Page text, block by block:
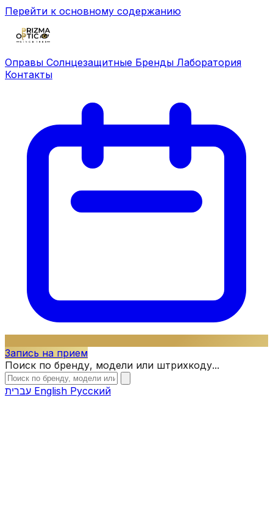
Перейти к основному содержанию
Оправы Солнцезащитные Бренды Лаборатория
Контакты
Запись на прием
Поиск по бренду, модели или штрихкоду...
English Русский